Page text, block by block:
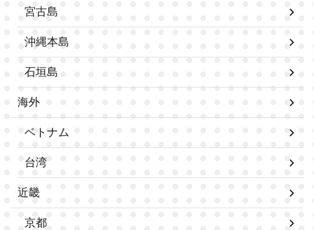
宮古島
沖縄本島
石垣島
海外
ベトナム
台湾
近畿
京都